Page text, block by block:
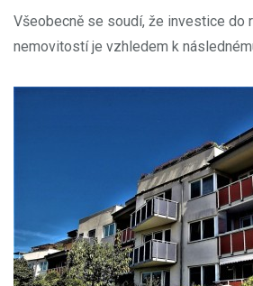
Všeobecně se soudí, že investice do
nemovitostí je vzhledem k